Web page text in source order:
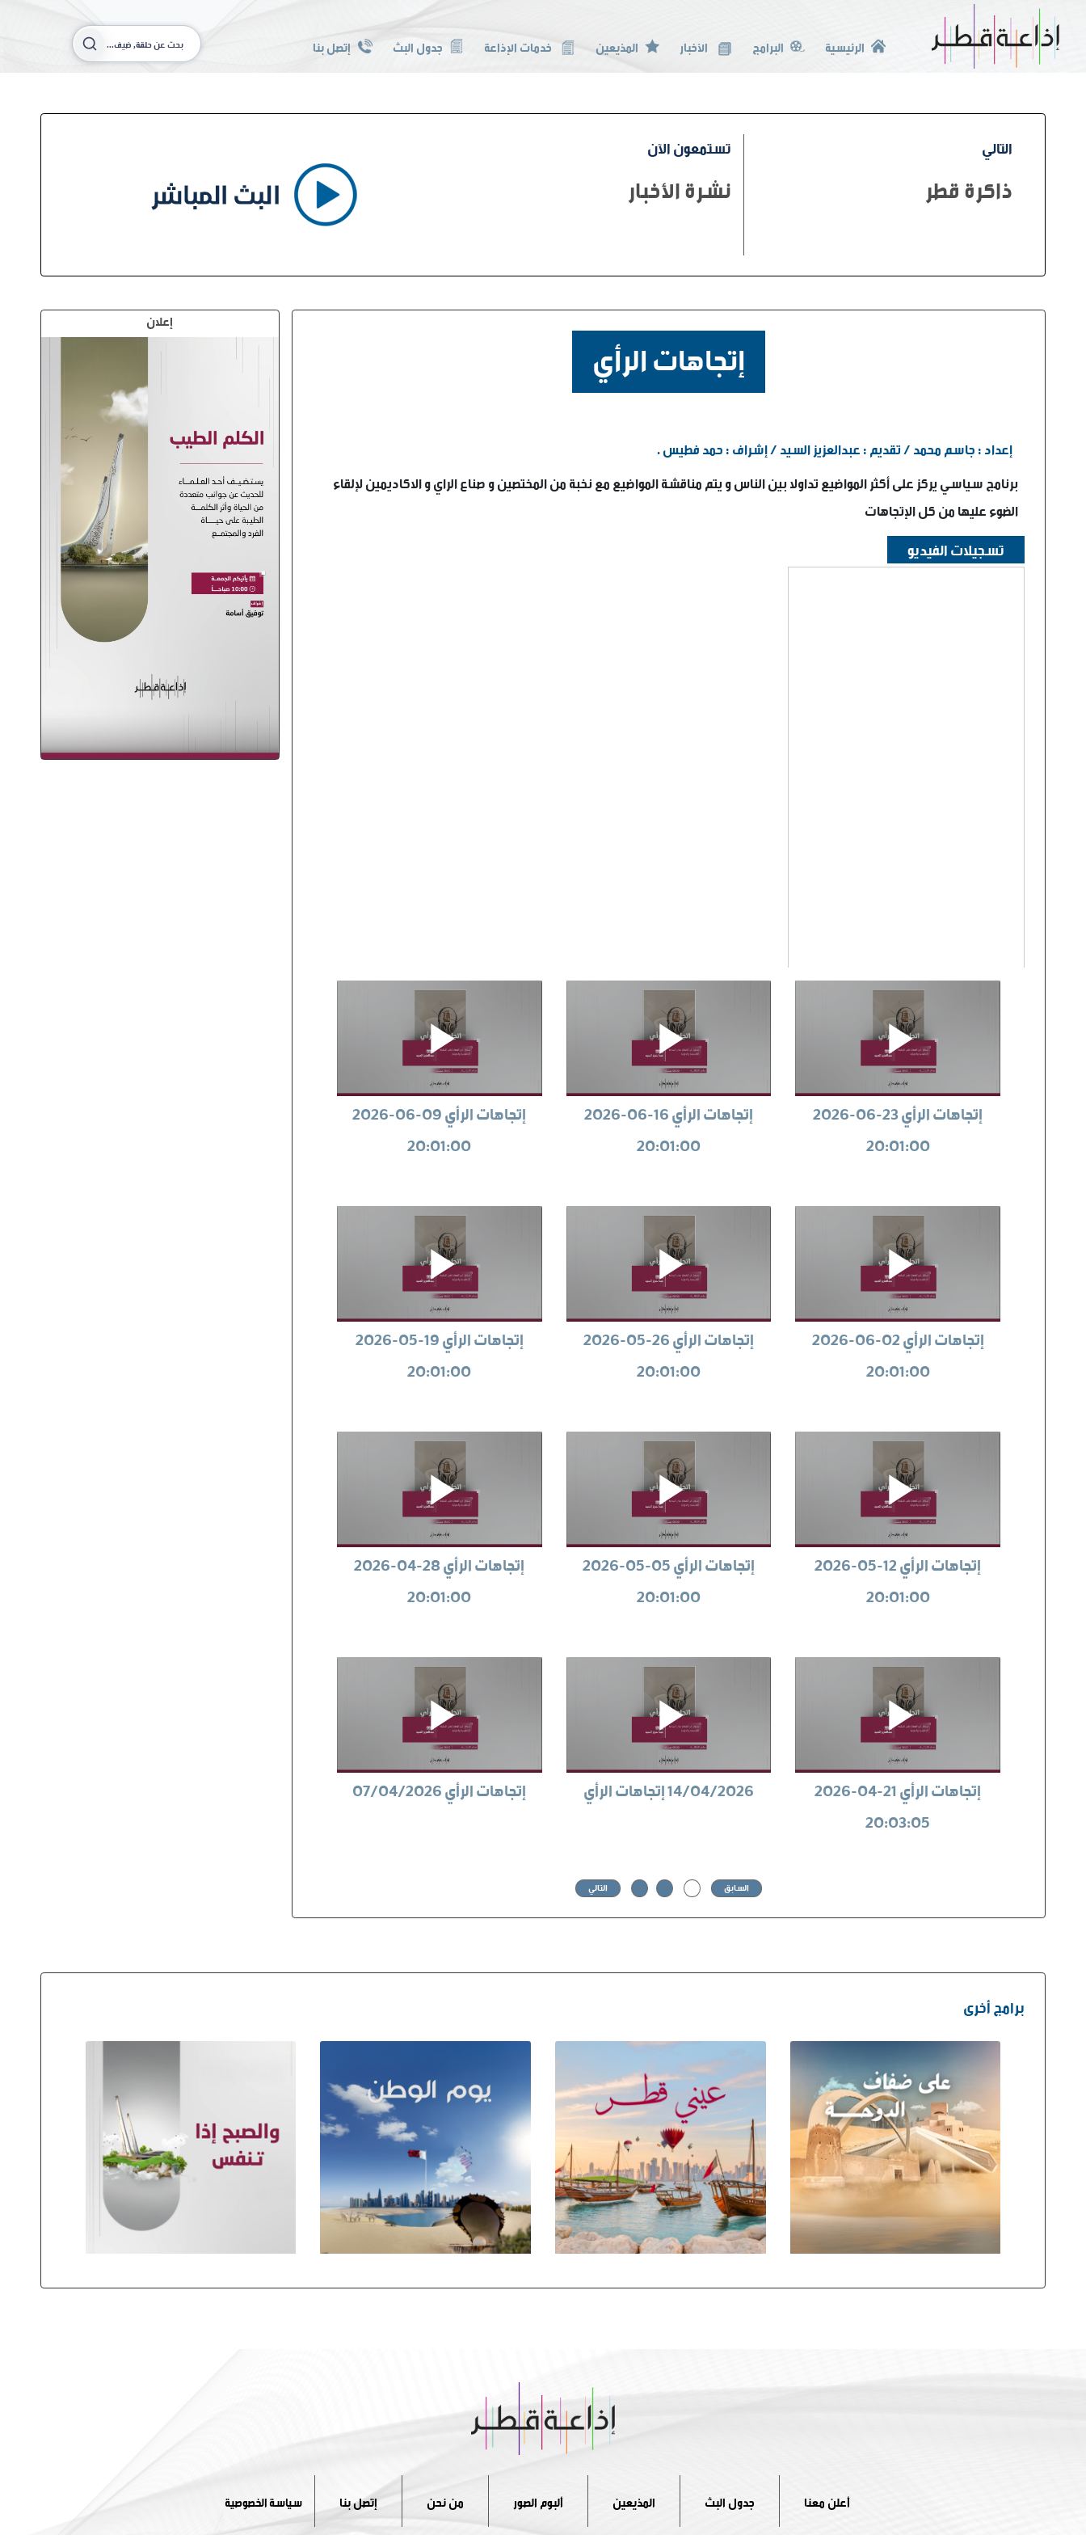
الرئيسية البرامج الأخبار المذيعين خدمات الإذاعة جدول البث إتصل بنا
تستمعون الآن
نشرة الأخبار
التالي
ذاكرة قطر
إتجاهات الرأي
إعداد : جاسم محمد / تقديم : عبدالعزيز السيد / إشراف : حمد فطيس .
برنامج سياسي يركز على أكثر المواضيع تداولا بين الناس و يتم مناقشة المواضيع مع نخبة من المختصين و صناع الراي و الاكاديمين لإلقاء
الضوء عليها من كل الإتجاهات
تسجيلات الفيديو
إتجاهات الرأي 23-06-2026
20:01:00
إتجاهات الرأي 16-06-2026
20:01:00
إتجاهات الرأي 09-06-2026
20:01:00
إتجاهات الرأي 02-06-2026
20:01:00
إتجاهات الرأي 26-05-2026
20:01:00
إتجاهات الرأي 19-05-2026
20:01:00
إتجاهات الرأي 12-05-2026
20:01:00
إتجاهات الرأي 05-05-2026
20:01:00
إتجاهات الرأي 28-04-2026
20:01:00
إتجاهات الرأي 21-04-2026
20:03:05
14/04/2026 إتجاهات الرأي إتجاهات الرأي 07/04/2026
السابق 1
2
3 التالي
إعلان
برامج أخرى
أعلن معنا جدول البث المذيعين ألبوم الصور من نحن إتصل بنا سياسة الخصوصية